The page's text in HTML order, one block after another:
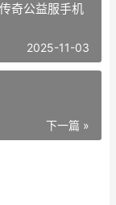
奇公益服手机
2025-11-03
下一篇 »